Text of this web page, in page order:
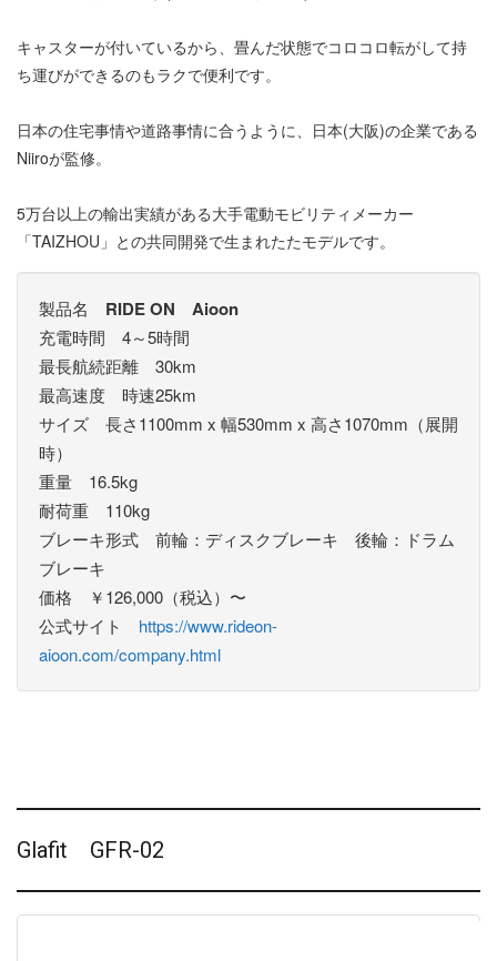
キャスターが付いているから、畳んだ状態でコロコロ転がして持
ち運びができるのもラクで便利です。
日本の住宅事情や道路事情に合うように、日本(大阪)の企業である
Niiroが監修。
5万台以上の輸出実績がある大手電動モビリティメーカー
「TAIZHOU」との共同開発で生まれたたモデルです。
製品名 RIDE ON Aioon
充電時間 4～5時間
最長航続距離 30km
最高速度 時速25km
サイズ 長さ1100mm x 幅530mm x 高さ1070mm（展開
時）
重量 16.5kg
耐荷重 110kg
ブレーキ形式 前輪：ディスクブレーキ 後輪：ドラム
ブレーキ
価格 ￥126,000（税込）〜
公式サイト https://www.rideon-
aioon.com/company.html
Glafit GFR-02